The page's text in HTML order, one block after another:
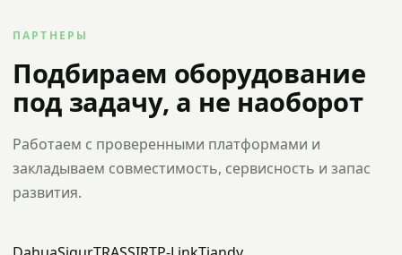
ПАРТНЕРЫ
Подбираем оборудование
под задачу, а не наоборот
Работаем с проверенными платформами и
закладываем совместимость, сервисность и запас
развития.